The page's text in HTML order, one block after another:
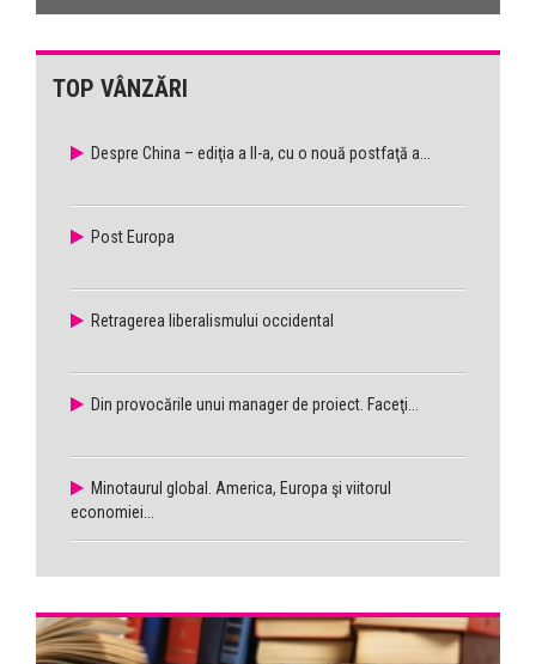
TOP VÂNZĂRI
Despre China – ediţia a II-a, cu o nouă postfaţă a...
Post Europa
Retragerea liberalismului occidental
Din provocările unui manager de proiect. Faceţi...
Minotaurul global. America, Europa şi viitorul
economiei...